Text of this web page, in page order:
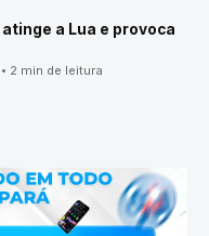
a Lua e provoca
2 min de leitura